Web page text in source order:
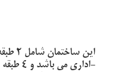
-اداری